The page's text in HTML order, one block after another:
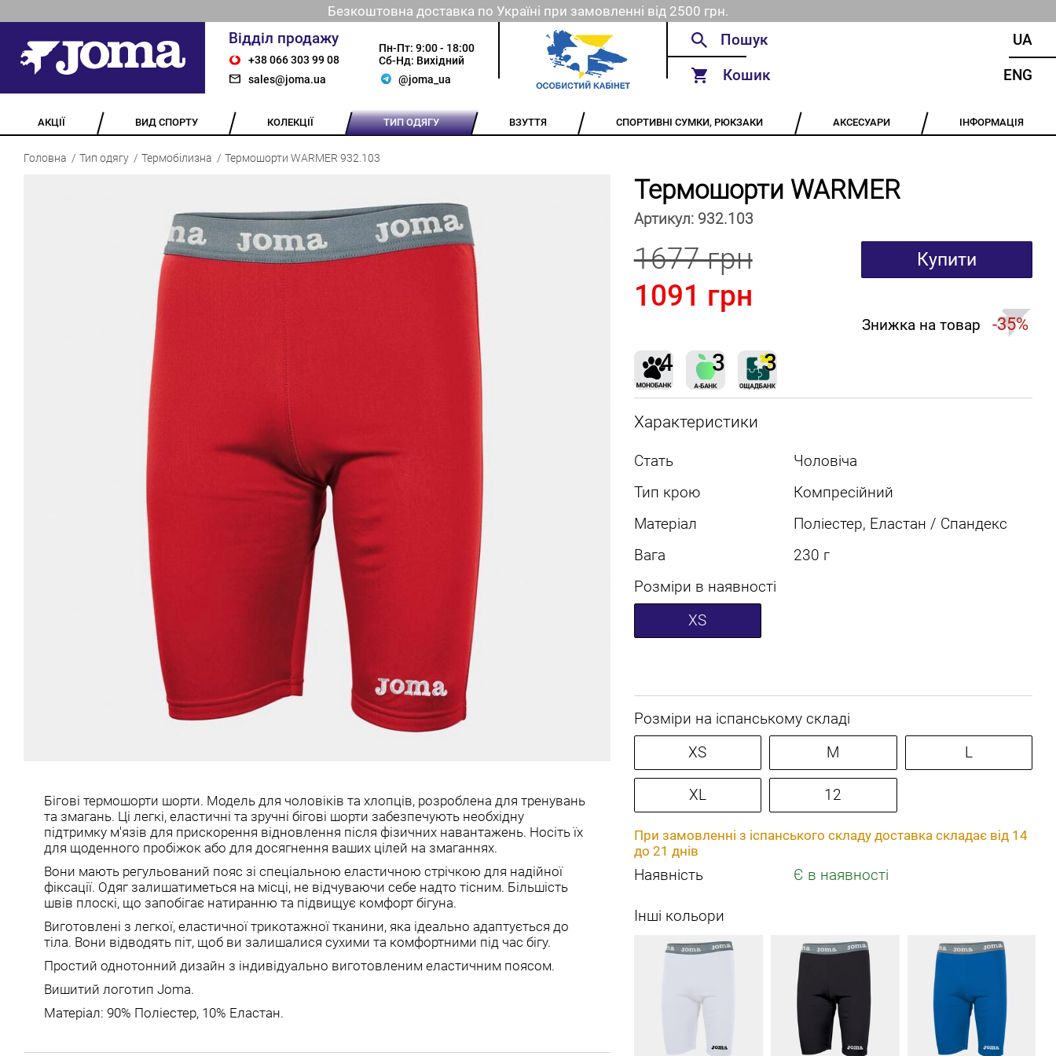
Безкоштовна доставка по Україні при замовленні від 2500 грн.
Відділ продажу
+38 066 303 99 08
sales@joma.ua
Пн-Пт: 9:00 - 18:00
Сб-Нд: Вихідний
@joma_ua
Кошик
UA
ENG
АКЦІЇ ВИД СПОРТУ КОЛЕКЦІЇ ТИП ОДЯГУ ВЗУТТЯ СПОРТИВНІ СУМКИ, РЮКЗАКИ АКСЕСУАРИ ІНФОРМАЦІЯ
Головна Тип одягу Термобілизна Термошорти WARMER 932.103
Бігові термошорти шорти. Модель для чоловіків та хлопців, розроблена для тренувань
та змагань. Ці легкі, еластичні та зручні бігові шорти забезпечують необхідну
підтримку м'язів для прискорення відновлення після фізичних навантажень. Носіть їх
для щоденного пробіжок або для досягнення ваших цілей на змаганнях.
Вони мають регульований пояс зі спеціальною еластичною стрічкою для надійної
фіксації. Одяг залишатиметься на місці, не відчуваючи себе надто тісним. Більшість
швів плоскі, що запобігає натиранню та підвищує комфорт бігуна.
Виготовлені з легкої, еластичної трикотажної тканини, яка ідеально адаптується до
тіла. Вони відводять піт, щоб ви залишалися сухими та комфортними під час бігу.
Простий однотонний дизайн з індивідуально виготовленим еластичним поясом.
Вишитий логотип Joma.
Матеріал: 90% Поліестер, 10% Еластан.
Термошорти WARMER
Артикул: 932.103
1677 грн
1091 грн
Купити
Знижка на товар -35%
Характеристики
Стать
Чоловіча
Тип крою
Компресійний
Матеріал
Поліестер, Еластан / Спандекс
Вага
230 г
Розміри в наявності
XS
Розміри на іспанському складі
XS
M L
XL 12
При замовленні з іспанського складу доставка складає від 14
до 21 днів
Наявність Є в наявності
Інші кольори